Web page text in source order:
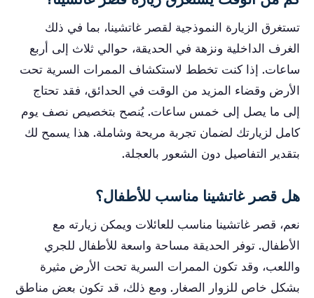
تستغرق الزيارة النموذجية لقصر غاتشينا، بما في ذلك
الغرف الداخلية ونزهة في الحديقة، حوالي ثلاث إلى أربع
ساعات. إذا كنت تخطط لاستكشاف الممرات السرية تحت
الأرض وقضاء المزيد من الوقت في الحدائق، فقد تحتاج
إلى ما يصل إلى خمس ساعات. يُنصح بتخصيص نصف يوم
كامل لزيارتك لضمان تجربة مريحة وشاملة. هذا يسمح لك
بتقدير التفاصيل دون الشعور بالعجلة.
هل قصر غاتشينا مناسب للأطفال؟
نعم، قصر غاتشينا مناسب للعائلات ويمكن زيارته مع
الأطفال. توفر الحديقة مساحة واسعة للأطفال للجري
واللعب، وقد تكون الممرات السرية تحت الأرض مثيرة
بشكل خاص للزوار الصغار. ومع ذلك، قد تكون بعض مناطق